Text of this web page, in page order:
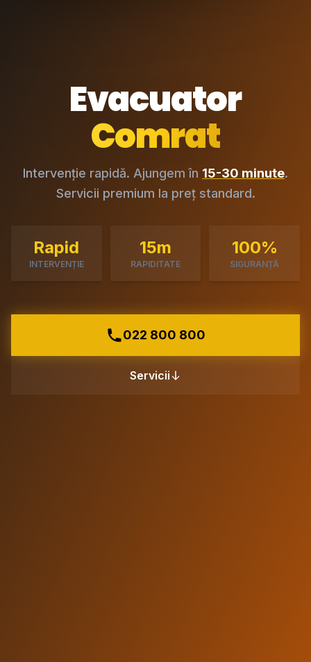
Evacuator
Comrat
Intervenție rapidă. Ajungem în 15-30 minute.
Servicii premium la preț standard.
Rapid
INTERVENȚIE
15m
RAPIDITATE
100%
SIGURANȚĂ
022 800 800
Servicii